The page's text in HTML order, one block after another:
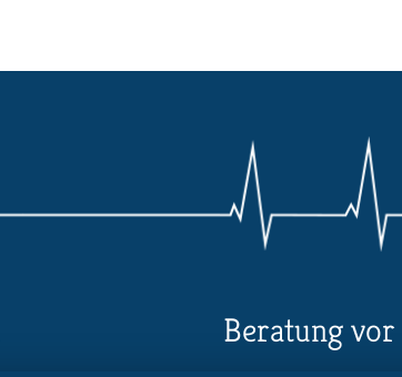
Beratung